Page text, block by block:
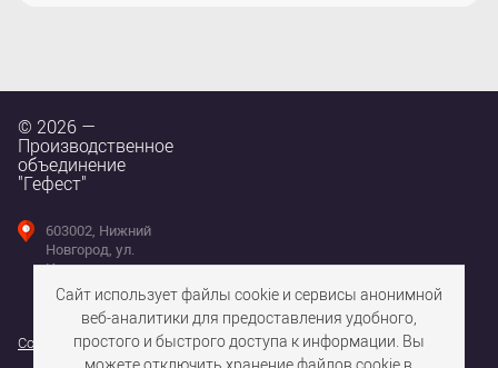
© 2026 —
Производственное
объединение
"Гефест"
603002, Нижний
Новгород, ул.
Интернациональная,
д. 100
Согласие на использование файлов cookie
Сайт использует файлы cookie и сервисы анонимной
веб-аналитики для предоставления удобного,
простого и быстрого доступа к информации. Вы